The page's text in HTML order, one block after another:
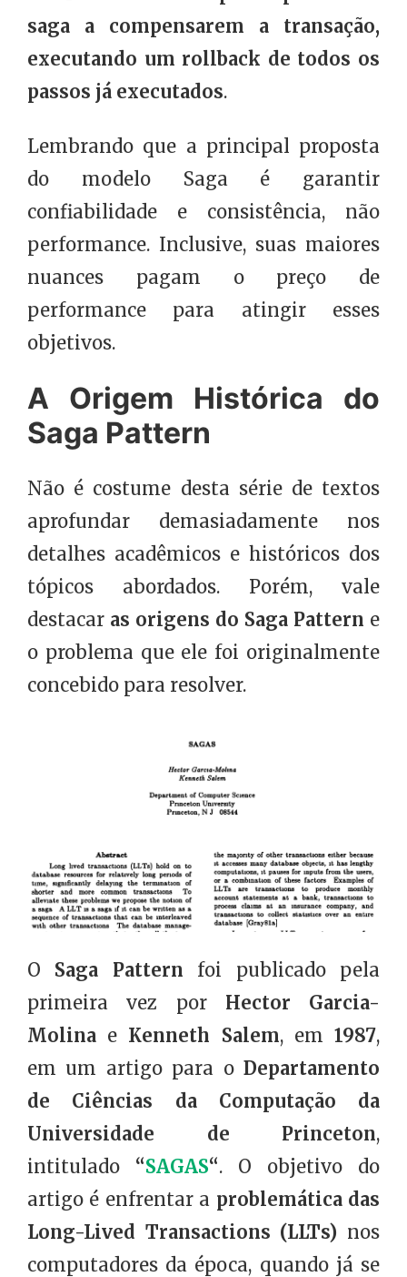
saga a compensarem a transação,
executando um rollback de todos os
passos já executados.
Lembrando que a principal proposta
do modelo Saga é garantir
confiabilidade e consistência, não
performance. Inclusive, suas maiores
nuances pagam o preço de
performance para atingir esses
objetivos.
A Origem Histórica do
Saga Pattern
Não é costume desta série de textos
aprofundar demasiadamente nos
detalhes acadêmicos e históricos dos
tópicos abordados. Porém, vale
destacar as origens do Saga Pattern e
o problema que ele foi originalmente
concebido para resolver.
O Saga Pattern foi publicado pela
primeira vez por Hector Garcia-
Molina e Kenneth Salem, em1987,
em um artigo para o Departamento
de Ciências da Computação da
Universidade de Princeton,
intitulado “SAGAS“. O objetivo do
artigo é enfrentar a problemática das
Long-Lived Transactions (LLTs) nos
computadores da época, quando já se